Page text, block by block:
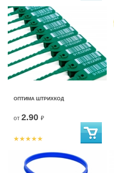
ОПТИМА ШТРИХКОД
от 2.90 ₽